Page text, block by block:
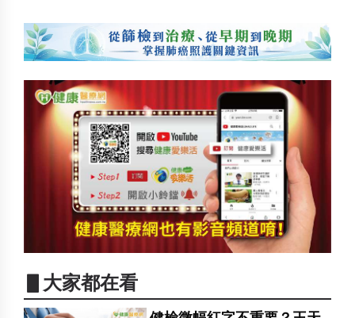
▋大家都在看